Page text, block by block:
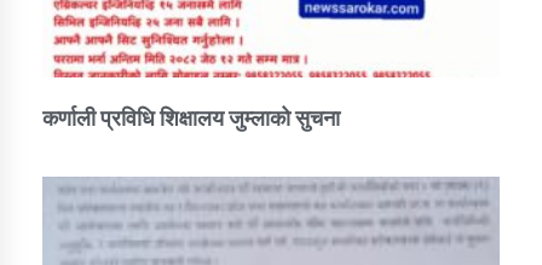
कर्णाली प्रविधि शिक्षालय जुम्लाको सुचना